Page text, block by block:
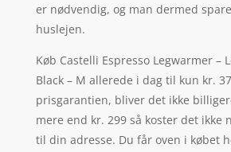
er nødvendig, og man dermed
huslejen.
Køb Castelli Espresso Legwarmer –
Black – M allerede i dag til kun kr.
prisgarantien, bliver det ikke
mere end kr. 299 så koster det ikke
til din adresse. Du får oven i købet